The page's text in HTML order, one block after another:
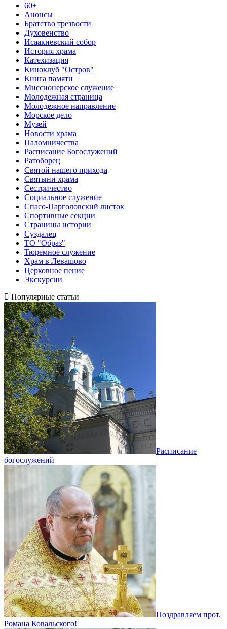
60+
Анонсы
Братство трезвости
Духовенство
Исаакиевский собор
История храма
Катехизация
Киноклуб "Остров"
Книга памяти
Миссионерское служение
Молодежная страница
Молодежное направление
Морское дело
Музей
Новости храма
Паломничества
Расписание Богослужений
Ратоборец
Святой нашего прихода
Святыни храма
Сестричество
Социальное служение
Спасо-Парголовский листок
Спортивные секции
Страницы истории
Суздалец
ТО "Образ"
Тюремное служение
Храм в Левашово
Церковное пение
Экскурсии
Популярные статьи
Расписание
богослужений
Поздравляем прот.
Романа Ковальского!